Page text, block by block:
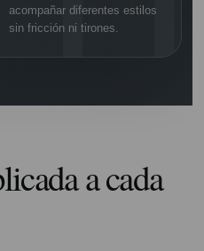
acompañar diferentes estilos
sin fricción ni tirones.
a cada